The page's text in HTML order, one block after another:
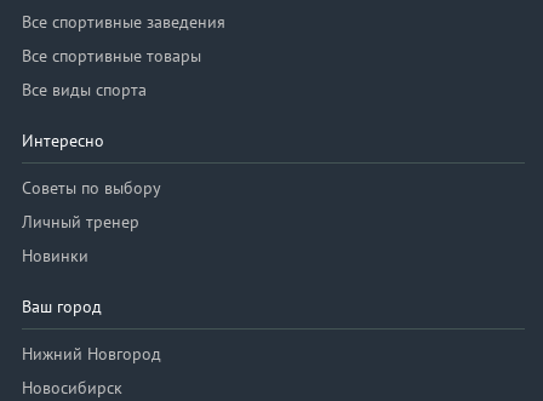
Все спортивные заведения
Все спортивные товары
Все виды спорта
Интересно
Советы по выбору
Личный тренер
Новинки
Ваш город
Нижний Новгород
Новосибирск